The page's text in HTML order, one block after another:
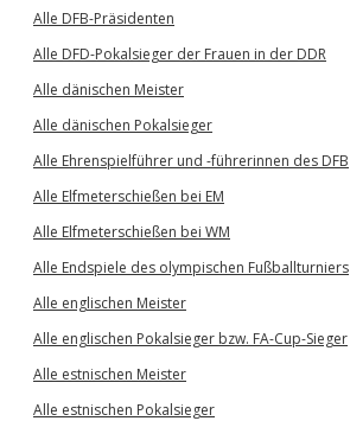
Alle DFB-Präsidenten
Alle DFD-Pokalsieger der Frauen in der DDR
Alle dänischen Meister
Alle dänischen Pokalsieger
Alle Ehrenspielführer und -führerinnen des DFB
Alle Elfmeterschießen bei EM
Alle Elfmeterschießen bei WM
Alle Endspiele des olympischen Fußballturniers
Alle englischen Meister
Alle englischen Pokalsieger bzw. FA-Cup-Sieger
Alle estnischen Meister
Alle estnischen Pokalsieger